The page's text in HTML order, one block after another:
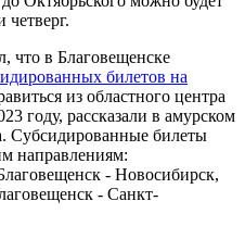
четверг.
что в Благовещенске
билетов на
из областного центра
году, рассказали в амурском
Субсидированные билеты
направлениям:
- Новосибирск,
- Санкт-